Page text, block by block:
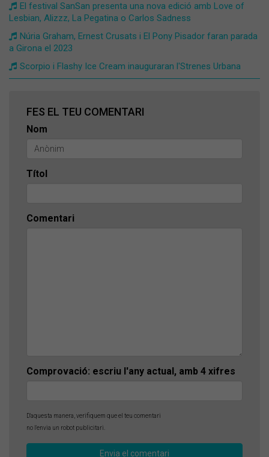
El festival SanSan presenta una nova edició amb Love of
Lesbian, Alizzz, La Pegatina o Carlos Sadness
Núria Graham, Ernest Crusats i El Pony Pisador faran parada
a Girona el 2023
Scorpio i Flashy Ice Cream inauguraran l'Strenes Urbana
FES EL TEU COMENTARI
Nom
Títol
Comentari
Comprovació: escriu l'any actual, amb 4 xifres
D'aquesta manera, verifiquem que el teu comentari
no l'envia un robot publicitari.